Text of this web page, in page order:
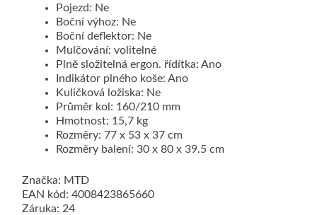
Pojezd: Ne
Boční výhoz: Ne
Boční deflektor: Ne
Mulčování: volitelné
Plně složitelná ergon. řídítka: Ano
Indikátor plného koše: Ano
Kuličková ložiska: Ne
Průměr kol: 160/210 mm
Hmotnost: 15,7 kg
Rozměry: 77 x 53 x 37 cm
Rozměry balení: 30 x 80 x 39.5 cm
Značka: MTD
EAN kód: 4008423865660
Záruka: 24